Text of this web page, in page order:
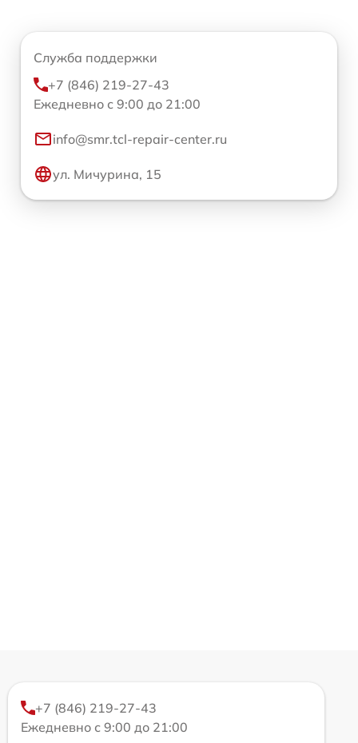
Служба поддержки
+7 (846) 219-27-43
Ежедневно с 9:00 до 21:00
info@smr.tcl-repair-center.ru
ул. Мичурина, 15
+7 (846) 219-27-43
Ежедневно с 9:00 до 21:00